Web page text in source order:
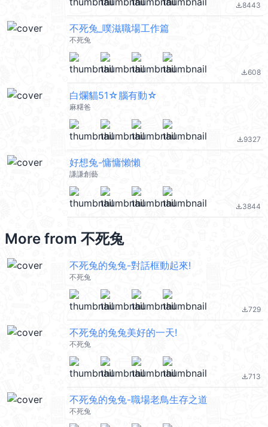
file_download8443
不死兔_噗滋職場工作篇
不死兔
file_download608
白爛貓51☆腦有動☆
麻糬爸
file_download9327
好想兔-慵慵懶懶
謙謙創藝
file_download3844
More from 不死兔
不死兔的兔兔-對話框動起來!
不死兔
file_download729
不死兔的兔兔美好的一天!
不死兔
file_download713
不死兔的兔兔-職場老鳥生存之道
不死兔